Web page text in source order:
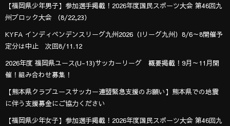
【福岡県少年男子】参加選手掲載！2026年度国民スポーツ大会 第46回九
州ブロック大会 （8/22,23）
KYFA インディペンデンスリーグ九州2026（Iリーグ九州）8/6～8開催予
定分は中止 次回8/11.12
2026年度 福岡県ユース(U-13)サッカーリーグ 概要掲載！9月～11月開
催！組み合わせ募集！
【熊本県クラブユースサッカー連盟緊急支援のお願い】熊本県での地震
に伴う支援募金にご協力ください
【福岡県少年女子】参加選手掲載！2026年度国民スポーツ大会 第46回九